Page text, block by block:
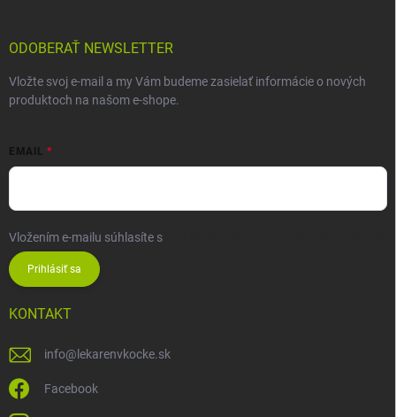
ODOBERAŤ NEWSLETTER
Vložte svoj e-mail a my Vám budeme zasielať informácie o nových
produktoch na našom e-shope.
EMAIL
Vložením e-mailu súhlasíte s
Prihlásiť sa
KONTAKT
info@ lekarenvkocke.sk
Facebook